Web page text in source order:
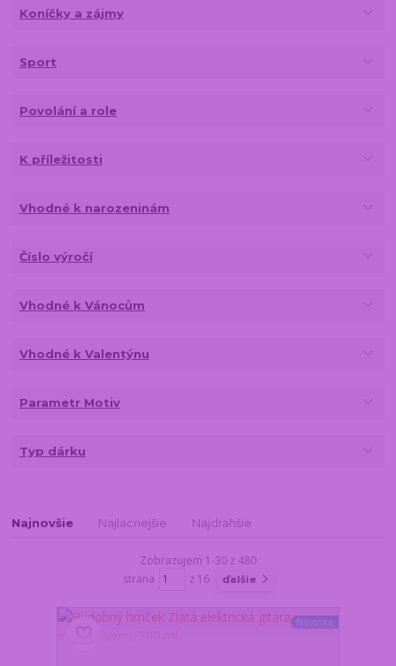
Koníčky a zájmy
Sport
Povolání a role
K příležitosti
Vhodné k narozeninám
Číslo výročí
Vhodné k Vánocům
Vhodné k Valentýnu
Parametr Motiv
Typ dárku
Najnovšie Najlacnejšie Najdrahšie
Zobrazujem 1-30 z 480
strana
z 16 ďalšie
Novinka